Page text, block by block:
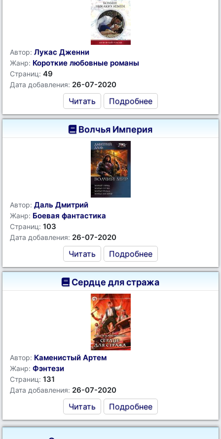
Автор: Лукас Дженни
Жанр: Короткие любовные романы
Страниц: 49
Дата добавления: 26-07-2020
Читать Подробнее
Волчья Империя
Автор: Даль Дмитрий
Жанр: Боевая фантастика
Страниц: 103
Дата добавления: 26-07-2020
Читать Подробнее
Сердце для стража
Автор: Каменистый Артем
Жанр: Фэнтези
Страниц: 131
Дата добавления: 26-07-2020
Читать Подробнее